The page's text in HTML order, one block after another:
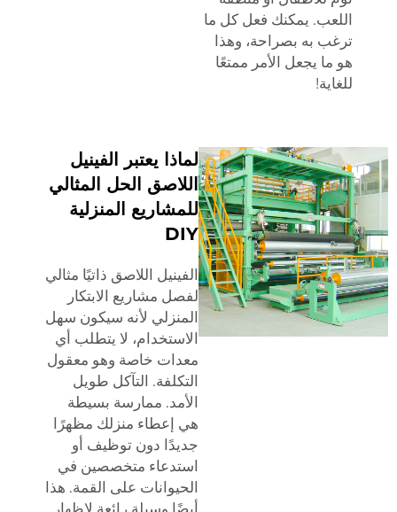
اللعب. يمكنك فعل كل ما
ترغب به بصراحة، وهذا
هو ما يجعل الأمر ممتعًا
للغاية!
لماذا يعتبر الفينيل
اللاصق الحل المثالي
للمشاريع المنزلية
DIY
الفينيل اللاصق ذاتيًا مثالي
لفصل مشاريع الابتكار
المنزلي لأنه سيكون سهل
الاستخدام، لا يتطلب أي
معدات خاصة وهو معقول
التكلفة. التآكل طويل
الأمد. ممارسة بسيطة
هي إعطاء منزلك مظهرًا
جديدًا دون توظيف أو
استدعاء متخصصين في
الحيوانات على القمة. هذا
أيضًا وسيلة رائعة لإظهار